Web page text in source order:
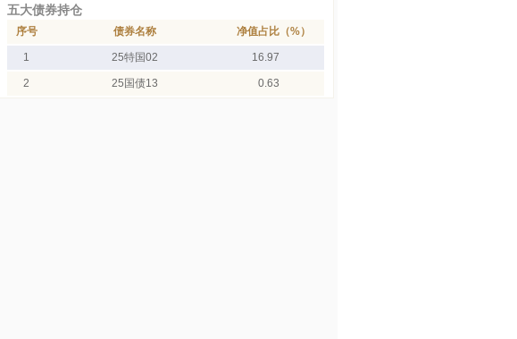
五大债券持仓
序号 债券名称 净值占比（%）
1 25特国02 16.97
2 25国债13 0.63